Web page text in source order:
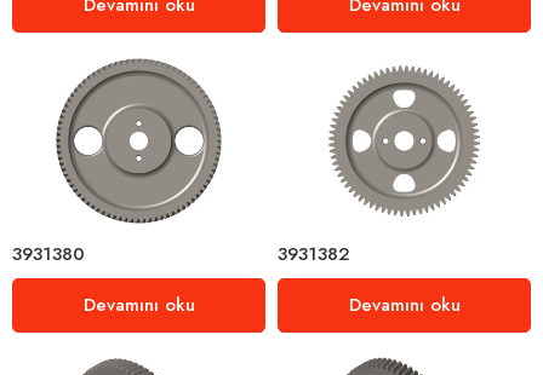
3931380
Devamını oku
3931382
Devamını oku